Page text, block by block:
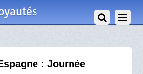
: Journée